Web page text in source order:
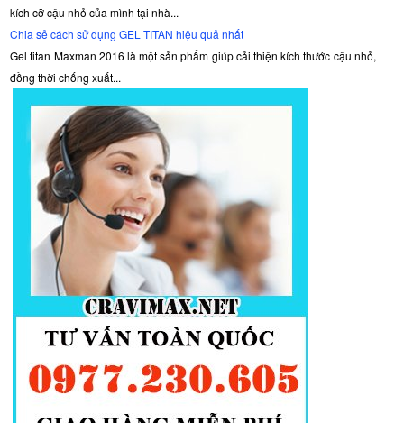
kích cỡ cậu nhỏ của mình tại nhà...
Chia sẻ cách sử dụng GEL TITAN hiệu quả nhất
Gel titan Maxman 2016 là một sản phẩm giúp cải thiện kích thước cậu nhỏ,
đồng thời chống xuất...